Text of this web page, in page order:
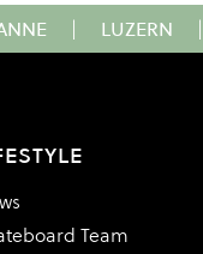
| LUZERN |
Team